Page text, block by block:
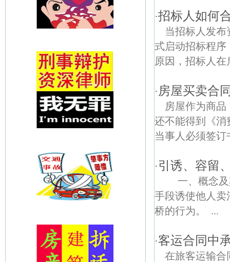
·招标人如何
当招标人发
式启动招标程序
原因，招标人
· 房屋买卖合
房屋作为商
还不能得到《
当事人必须签
·引诱、容留
一、概念及
手段诱使他人卖
桥的行为。 ...
·客运合同中
在旅客运输